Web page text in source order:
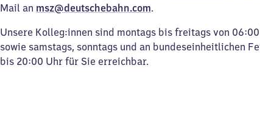
Mail an msz@deutschebahn.com.
Unsere Kolleg:innen sind montags bis freitags von
sowie samstags, sonntags und an bundeseinheitlichen
bis 20:00 Uhr für Sie erreichbar.